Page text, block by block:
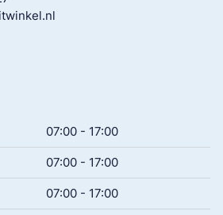
07:00 - 17:00
07:00 - 17:00
07:00 - 17:00